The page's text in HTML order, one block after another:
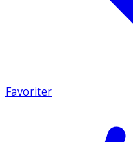
Favoriter